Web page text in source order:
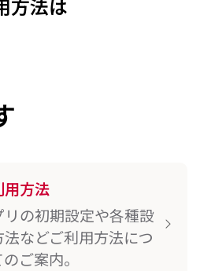
方法は
用方法
リの初期設定や各種設
法などご利用方法につ
ご案内。